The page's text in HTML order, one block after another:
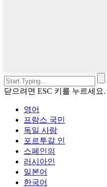
닫으려면 ESC 키를 누르세요.
영어
프랑스 국민
독일 사람
포르투갈 인
스페인의
러시아인
일본어
한국어